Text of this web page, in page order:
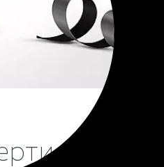
человека